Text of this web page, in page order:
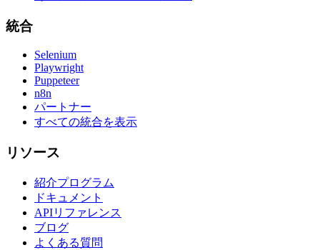
統合
Selenium
Playwright
Puppeteer
n8n
パートナー
すべての統合を表示
リソース
紹介プログラム
ドキュメント
APIリファレンス
ブログ
よくある質問